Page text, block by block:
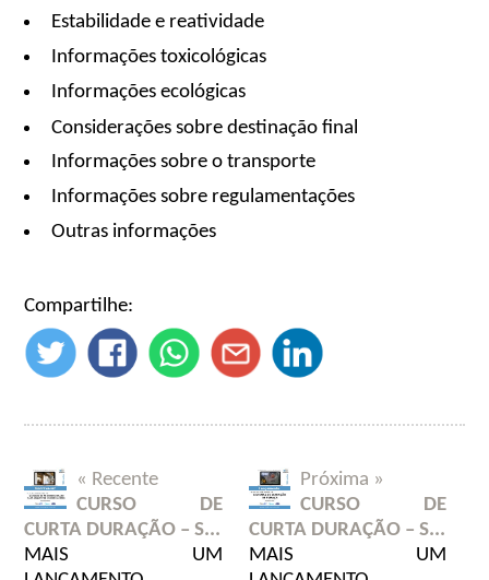
Estabilidade e reatividade
Informações toxicológicas
Informações ecológicas
Considerações sobre destinação final
Informações sobre o transporte
Informações sobre regulamentações
Outras informações
Compartilhe:
« Recente
CURSO DE
CURTA DURAÇÃO – S...
MAIS UM
Próxima »
CURSO DE
CURTA DURAÇÃO – S...
MAIS UM